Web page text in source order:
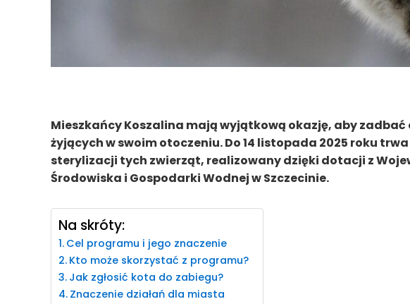
Mieszkańcy Koszalina mają wyjątkową okazję, aby
żyjących w swoim otoczeniu. Do 14 listopada 2025 roku
sterylizacji tych zwierząt, realizowany dzięki dotacji z
Środowiska i Gospodarki Wodnej w Szczecinie.
Na skróty:
Cel programu i jego znaczenie
Kto może skorzystać z programu?
Jak zgłosić kota do zabiegu?
Znaczenie działań dla miasta